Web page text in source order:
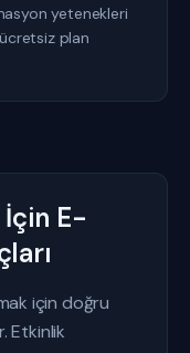
yetenekleri
plan
İçin E-
için doğru
Etkinlik